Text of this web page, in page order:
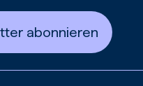
abonnieren